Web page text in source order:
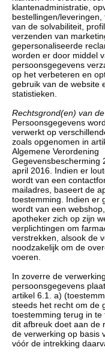
klantenadministratie,
bestellingen/
van de solvabiliteit,
verzenden van
gepersonaliseerde
worden er door middel
persoonsgegevens
op het verbeteren en
gebruik van de website
statistieken.
Rechtsgrond(en) van
Persoonsgegevens
verwerkt op
zoals opgenomen in
Algemene Verordening
Gegevensbescherming
april 2016. Indien er
wordt van een
mailadres, baseert de
toestemming. Indien er
wordt van een
apotheker zich op zijn
verplichtingen om
verstrekken, alsook de
noodzakelijk om de
voeren.
In zoverre de
persoonsgegevens
artikel 6.1. a)
steeds het recht om de
toestemming terug in
dit afbreuk doet aan de
de verwerking op basis
vóór de intrekking